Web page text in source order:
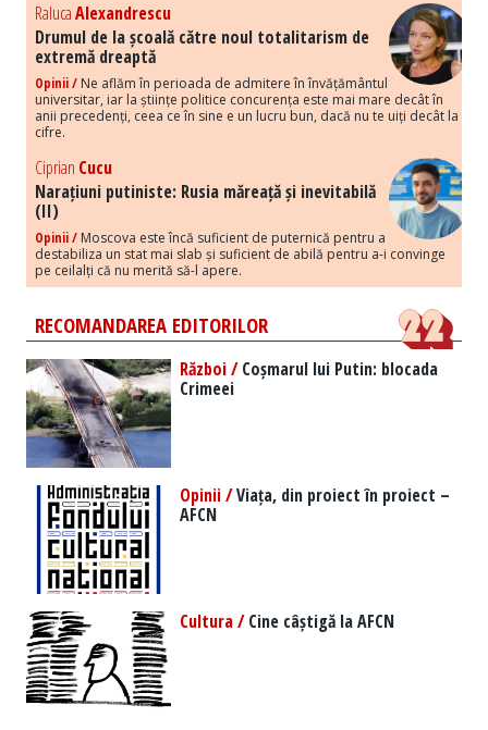
RalucaAlexandrescu
Drumul de la școală către noul totalitarism de
extremă dreaptă
Opinii / Ne aflăm în perioada de admitere în învățământul
universitar, iar la științe politice concurența este mai mare decât în
anii precedenți, ceea ce în sine e un lucru bun, dacă nu te uiți decât la
cifre.
Ciprian Cucu
Narațiuni putiniste: Rusia măreață și inevitabilă
(II)
Opinii / Moscova este încă suficient de puternică pentru a
destabiliza un stat mai slab și suficient de abilă pentru a-i convinge
pe ceilalți că nu merită să-l apere.
RECOMANDAREA EDITORILOR
Război /Coșmarul lui Putin: blocada
Crimeei
Opinii /Viața, din proiect în proiect –
AFCN
Cultura /Cine câștigă la AFCN